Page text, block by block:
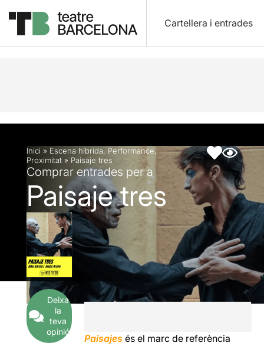
Cartellera i entrades
Descripció Fitxa artística
Inici » Escena híbrida, Performance,
Proximitat » Paisaje tres
Comprar entrades per a
Paisaje tres
Deixa
la
teva
opinió
Paisajes és el marc de referència